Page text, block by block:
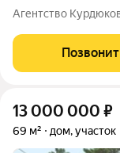
круглогодично. До
Станиславский -
поликлиника, школа,
Агентство
13 000 000 ₽
69 м² дом, участок